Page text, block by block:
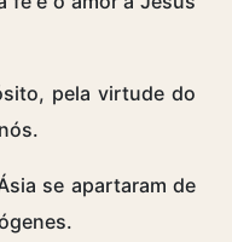
pela virtude do
se apartaram de